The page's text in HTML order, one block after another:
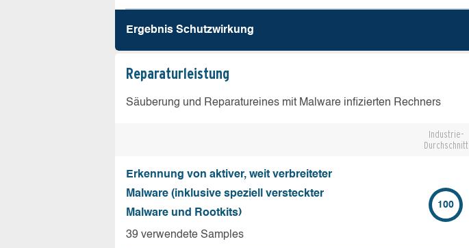
Ergebnis Schutz­wirkung
Reparatur­leistung
Säuberung und Reparatureines mit Malware infizierten Rechners
Industrie-
Durchschnitt
Erkennung von aktiver, weit verbreiteter
Malware (inklusive speziell versteckter
Malware und Rootkits)
39 verwendete Samples
100